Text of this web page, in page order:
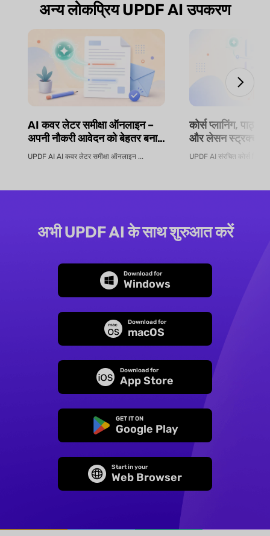
अन्य लोकप्रिय UPDF AI उपकरण
AI कवर लेटर समीक्षा ऑनलाइन –
अपनी नौकरी आवेदन को बेहतर बनाएं
| UPDF AI
UPDF AI AI कवर लेटर समीक्षा ऑनलाइन ...
कोर्स प्लानिंग,
और लेसन
सिलेबस जनरेटर |
UPDF AI संरचित कोर्स
अभी UPDF AI के साथ शुरुआत करें
Download for
Windows
Download for
macOS
Download for
App Store
GET IT ON
Google Play
Start in your
Web Browser